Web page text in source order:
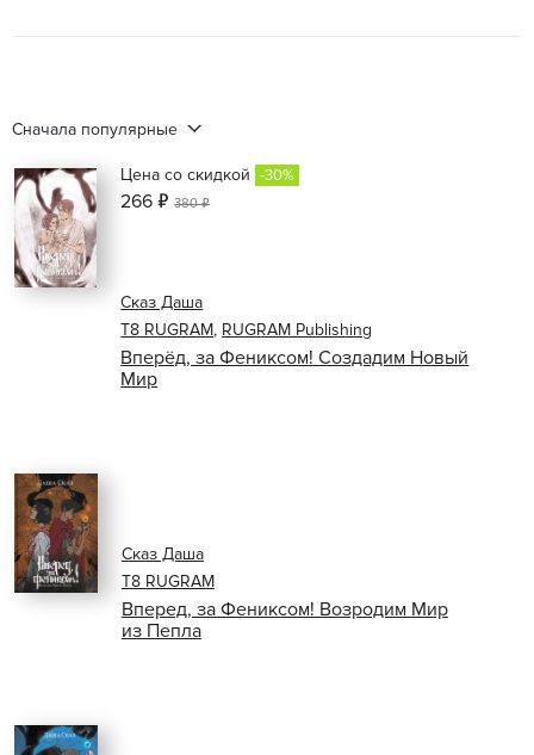
Сначала популярные
Вперёд, за Фениксом! Создадим Новый
Мир
Сказ Даша
Т8 RUGRAM, RUGRAM Publishing
Цена со скидкой -30%
266 ₽380 ₽
Вперед, за Фениксом! Возродим Мир
из Пепла
Сказ Даша
Т8 RUGRAM